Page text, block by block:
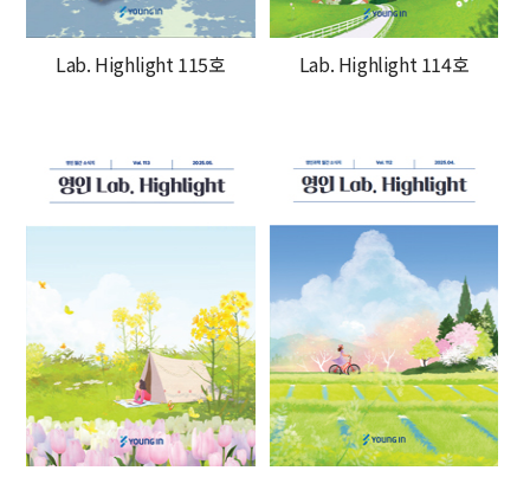
Lab. Highlight 115호 Lab. Highlight 114호